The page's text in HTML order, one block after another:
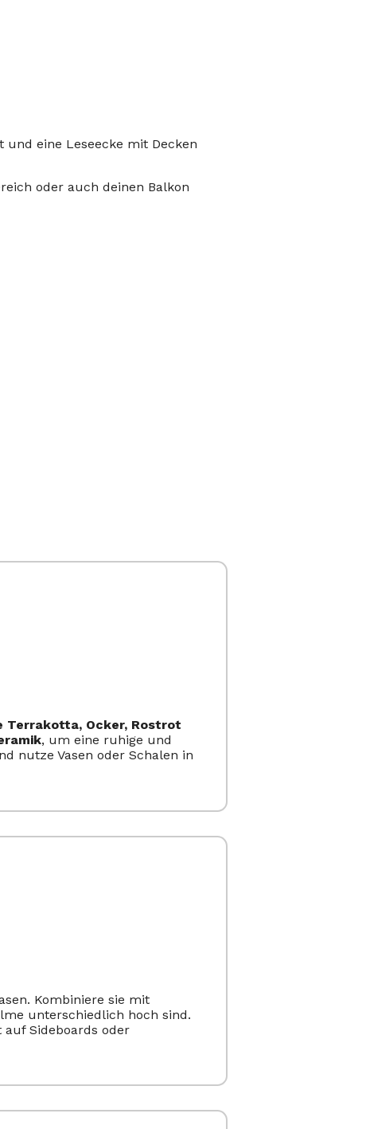
eine Leseecke mit Decken
oder auch deinen Balkon
Terrakotta, Ocker, Rostrot
, um eine ruhige und
nutze Vasen oder Schalen in
Kombiniere sie mit
unterschiedlich hoch sind.
Sideboards oder